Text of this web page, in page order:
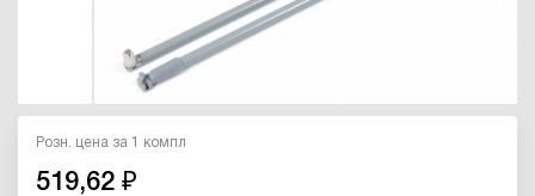
Розн. цена за 1 компл
519,62 ₽